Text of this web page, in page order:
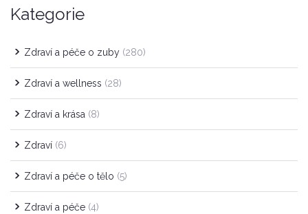
Kategorie
Zdraví a péče o zuby (280)
Zdraví a wellness (28)
Zdraví a krása (8)
Zdraví (6)
Zdraví a péče o tělo (5)
Zdraví a péče (4)